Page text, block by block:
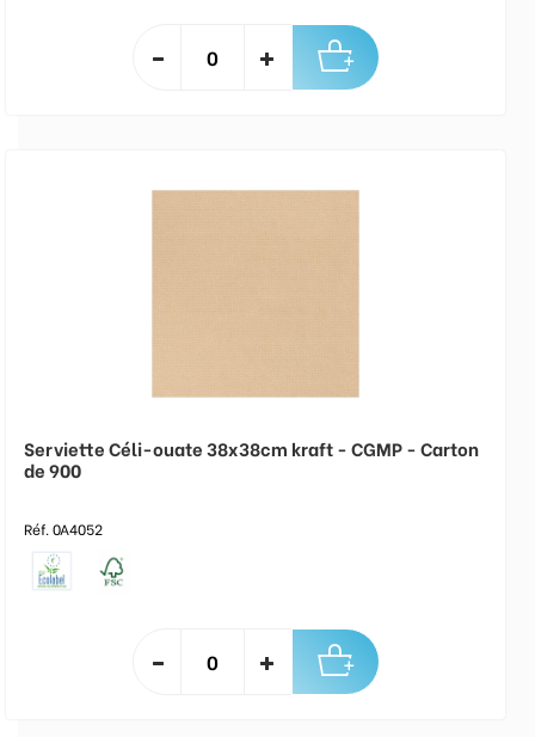
Serviette Céli-ouate 38x38cm kraft - CGMP - Carton
de 900
Réf. 0A4052